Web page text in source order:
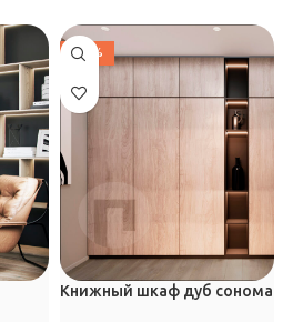
-30%
Книжный шкаф дуб сонома